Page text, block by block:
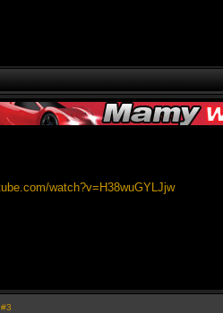
watch?v=H38wuGYLJjw